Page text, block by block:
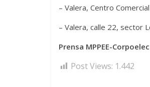
– Valera, Centro
– Valera, calle 22, sector
Prensa MPPEE-
Post Views: 1.442